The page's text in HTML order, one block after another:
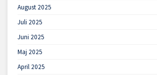
August 2025
Juli 2025
Juni 2025
Maj 2025
April 2025